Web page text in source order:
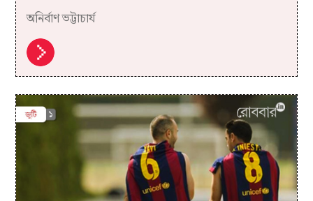
অনির্বাণ ভট্টাচার্য